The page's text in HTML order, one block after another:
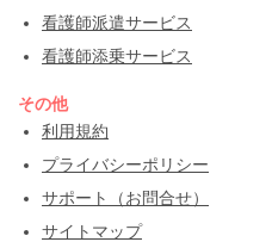
看護師派遣サービス
看護師添乗サービス
その他
利用規約
プライバシーポリシー
サポート（お問合せ）
サイトマップ